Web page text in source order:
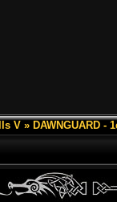
V » DAWNGUARD -